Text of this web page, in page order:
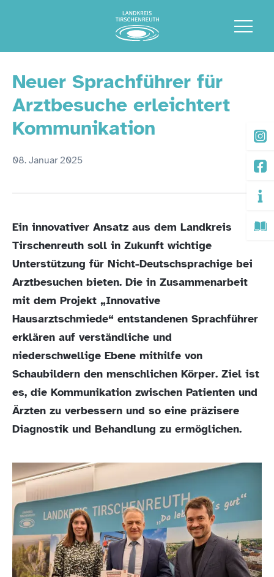
Neuer Sprachführer für
Arztbesuche erleichtert
Kommunikation
08. Januar 2025
Ein innovativer Ansatz aus dem Landkreis
Tirschenreuth soll in Zukunft wichtige
Unterstützung für Nicht-Deutschsprachige bei
Arztbesuchen bieten. Die in Zusammenarbeit
mit dem Projekt „Innovative
Hausarztschmiede“ entstandenen Sprachführer
erklären auf verständliche und
niederschwellige Ebene mithilfe von
Schaubildern den menschlichen Körper. Ziel ist
es, die Kommunikation zwischen Patienten und
Ärzten zu verbessern und so eine präzisere
Diagnostik und Behandlung zu ermöglichen.